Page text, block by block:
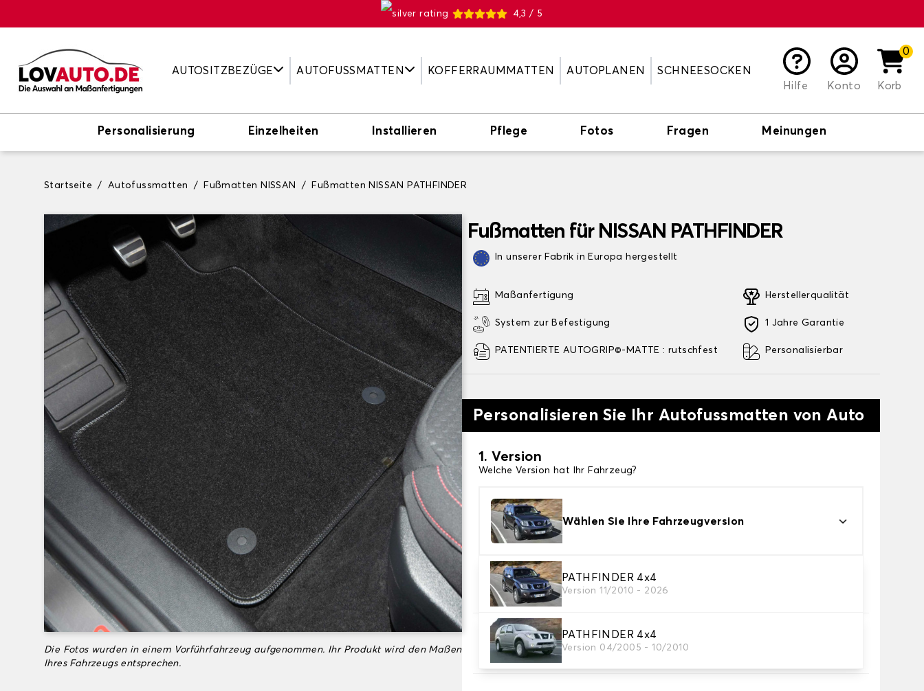
4,3 / 5
AUTOSITZBEZÜGE AUTOFUSSMATTEN KOFFERRAUMMATTEN AUTOPLANEN
SCHNEESOCKEN
Hilfe
Konto
0
Korb
Personalisierung Einzelheiten Installieren Pflege Fotos Fragen Meinungen
Startseite Autofussmatten Fußmatten NISSAN Fußmatten NISSAN PATHFINDER
Die Fotos wurden in einem Vorführfahrzeug aufgenommen. Ihr Produkt wird den Maßen
Ihres Fahrzeugs entsprechen.
Fußmatten für NISSAN PATHFINDER
In unserer Fabrik in Europa hergestellt
Maßanfertigung
System zur Befestigung
PATENTIERTE AUTOGRIP©-MATTE : rutschfest
Herstellerqualität
1 Jahre Garantie
Personalisierbar
Personalisieren Sie Ihr Autofussmatten von Auto
1. Version
Welche Version hat Ihr Fahrzeug?
Wählen Sie Ihre Fahrzeugversion
PATHFINDER 4x4
Version 11/2010 - 2026
PATHFINDER 4x4
Version 04/2005 - 10/2010
2. Material
Wählen Sie das Material Ihres Autofussmatten
3. Set-Auswahl
Wählen Sie die Anzahl der Automatten, die Sie benötigen.